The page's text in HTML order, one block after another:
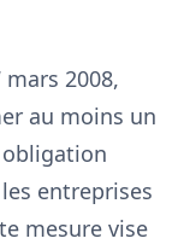
2008,
au moins un
obligation
entreprises
mesure vise